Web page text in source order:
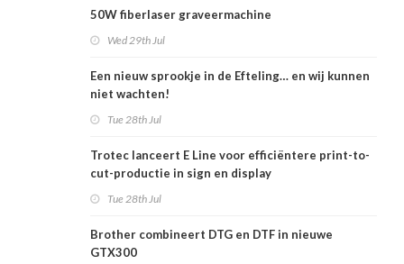
50W fiberlaser graveermachine
Wed 29th Jul
Een nieuw sprookje in de Efteling… en wij kunnen
niet wachten!
Tue 28th Jul
Trotec lanceert E Line voor efficiëntere print-to-
cut-productie in sign en display
Tue 28th Jul
Brother combineert DTG en DTF in nieuwe
GTX300